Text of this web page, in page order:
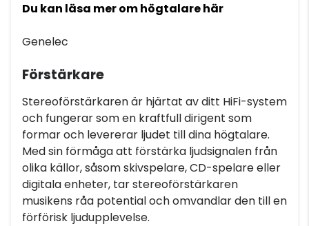
Du kan läsa mer om högtalare här
Genelec
Förstärkare
Stereoförstärkaren är hjärtat av ditt HiFi-system
och fungerar som en kraftfull dirigent som
formar och levererar ljudet till dina högtalare.
Med sin förmåga att förstärka ljudsignalen från
olika källor, såsom skivspelare, CD-spelare eller
digitala enheter, tar stereoförstärkaren
musikens råa potential och omvandlar den till en
förförisk ljudupplevelse.